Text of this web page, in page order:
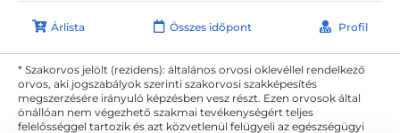
Árlista Összes időpont Profil
* Szakorvos jelölt (rezidens): általános orvosi oklevéllel rendelkező
orvos, aki jogszabályok szerinti szakorvosi szakképesítés
megszerzésére irányuló képzésben vesz részt. Ezen orvosok által
önállóan nem végezhető szakmai tevékenységért teljes
felelősséggel tartozik és azt közvetlenül felügyeli az egészségügyi